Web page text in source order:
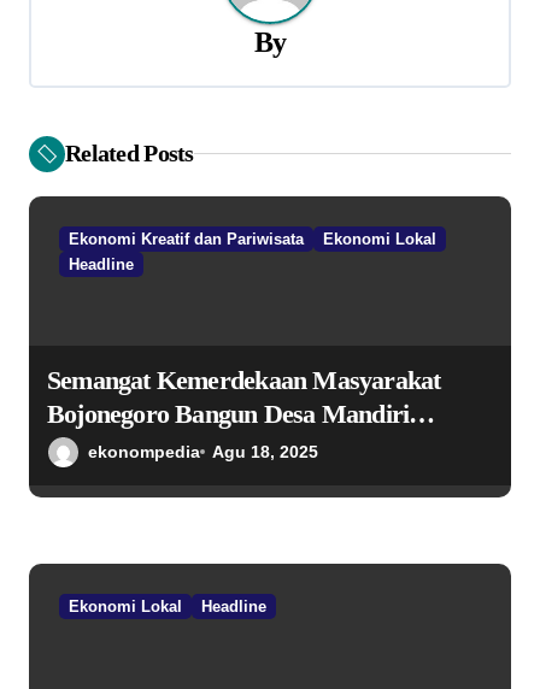
p
o
By
Related Posts
Ekonomi Kreatif dan Pariwisata
Ekonomi Lokal
Headline
Semangat Kemerdekaan Masyarakat
Bojonegoro Bangun Desa Mandiri
Ekonomi
ekonompedia Agu 18, 2025
Ekonomi Lokal Headline